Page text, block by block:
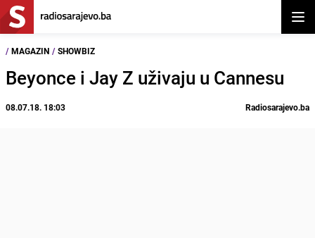
/ MAGAZIN / SHOWBIZ
Beyonce i Jay Z uživaju u Cannesu
08.07.18. 18:03 Radiosarajevo.ba